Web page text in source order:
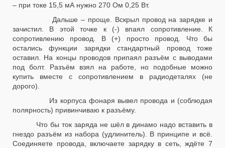
– при токе 15,5 мА нужно 270 Ом 0,25 Вт.
Дальше – проще. Вскрыл провод на зарядке и
зачистил. В этой точке к (-) впаял сопротивление. К
сопротивлению провод. В (+) просто провод. Что бы
остались функции зарядки стандартный провод тоже
оставил. На концы проводов припаял разъём с выводами
под болт. Разъём взял на работе, но подобные можно
купить вместе с сопротивлением в радиодеталях (не
дорого).
Из корпуса фонаря вывел провода и (соблюдая
полярность) привинчиваю к разъёму.
Что бы ток заряда не шёл в динамо надо вставить в
гнездо разъём из набора (удлинитель). В принципе и всё.
Соединяете провода, включаете зарядку в сеть, ждёте 7